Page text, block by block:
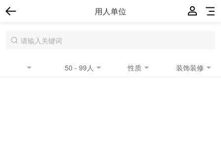
用人单位
50 - 99人 性质 装饰装修